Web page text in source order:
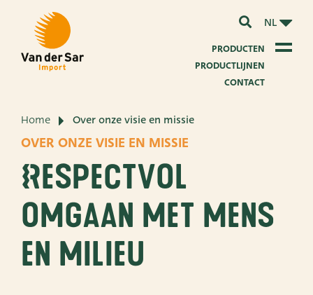
NL
PRODUCTEN
PRODUCTLIJNEN
CONTACT
Over van der Sar Import
Over onze duurzaamheid
Over onze visie en missie
Over ons bedrijf
Home Over onze visie en missie
OVER ONZE VISIE EN MISSIE
Respectvol
omgaan met mens
en milieu